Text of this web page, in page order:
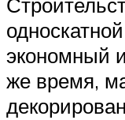
экономный
же время,